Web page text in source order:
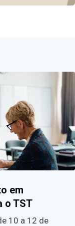
em
o TST
10 a 12 de